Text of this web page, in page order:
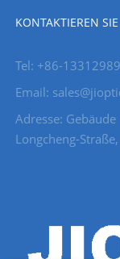
KONTAKTIEREN
Tel: +86-
Email:
Adresse:
Longcheng-